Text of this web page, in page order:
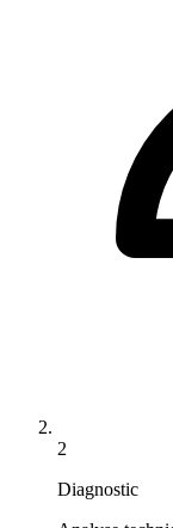
2
Diagnostic